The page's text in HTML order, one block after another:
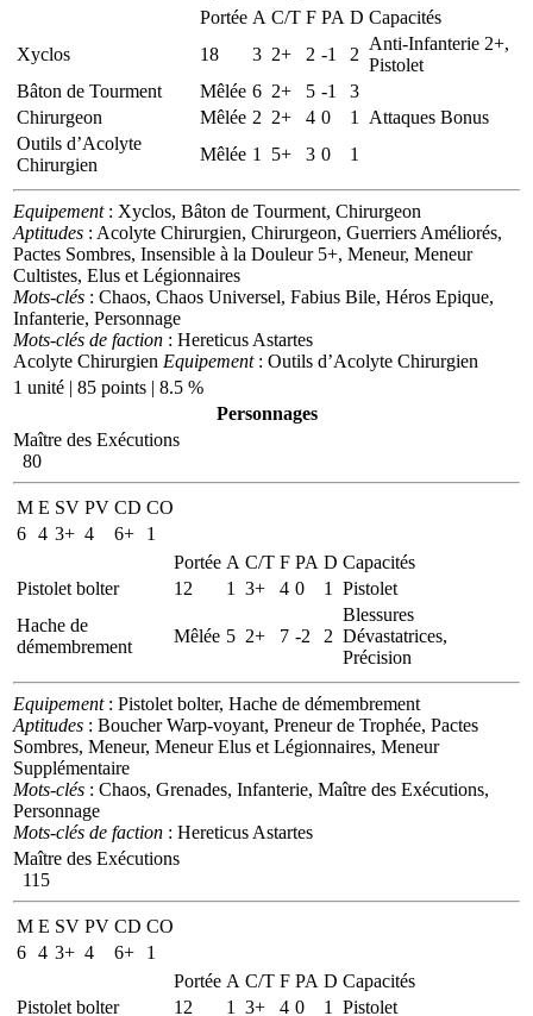
Portée A C/T F PA D Capacités
Xyclos
18 3 2+ 2 -1 2
Anti-Infanterie 2+,
Pistolet
Bâton de Tourment
Mêlée 6 2+ 5 -1
3
Chirurgeon
Mêlée 2 2+ 4 0 1
Attaques Bonus
Outils d’Acolyte
Chirurgien
Mêlée 1 5+ 3 0 1
Equipement: Xyclos, Bâton de Tourment, Chirurgeon
Aptitudes : Acolyte Chirurgien, Chirurgeon, Guerriers Améliorés,
Pactes Sombres, Insensible à la Douleur 5+, Meneur, Meneur
Cultistes, Elus et Légionnaires
Mots-clés : Chaos, Chaos Universel, Fabius Bile, Héros Epique,
Infanterie, Personnage
Mots-clés de faction : Hereticus Astartes
Acolyte Chirurgien Equipement: Outils d’Acolyte Chirurgien
1 unité | 85 points | 8.5 %
Personnages
Maître des Exécutions
80
M E SV PV CD CO
6 4 3+ 4 6+
1
Portée A C/T F PA D Capacités
Pistolet bolter
12 1 3+ 4 0 1
Pistolet
Hache de
démembrement
Mêlée 5 2+ 7 -2 2
Blessures
Dévastatrices,
Précision
Equipement: Pistolet bolter, Hache de démembrement
Aptitudes : Boucher Warp-voyant, Preneur de Trophée, Pactes
Sombres, Meneur, Meneur Elus et Légionnaires, Meneur
Supplémentaire
Mots-clés : Chaos, Grenades, Infanterie, Maître des Exécutions,
Personnage
Mots-clés de faction : Hereticus Astartes
Maître des Exécutions
115
M E SV PV CD CO
6 4 3+ 4 6+
1
Portée A C/T F PA D Capacités
Pistolet bolter
12 1 3+ 4 0 1 Pistolet